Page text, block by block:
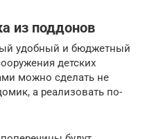
из поддонов
удобный и бюджетный
детских
можно сделать не
а реализовать по-